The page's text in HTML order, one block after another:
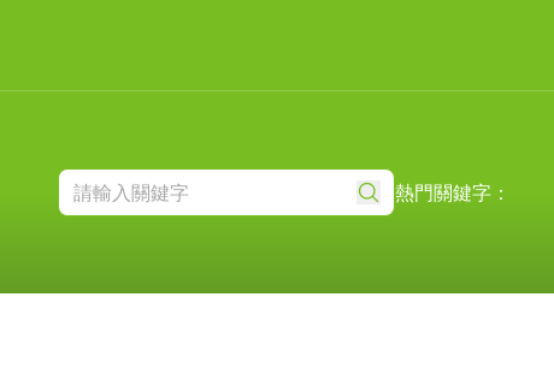
熱門關鍵字：